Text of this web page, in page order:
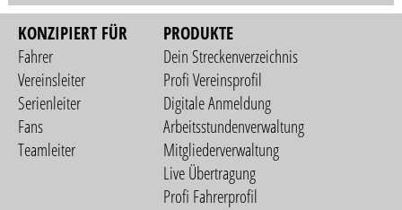
KONZIPIERT FÜR
Fahrer
Vereinsleiter
Serienleiter
Fans
Teamleiter
PRODUKTE
Dein Streckenverzeichnis
Profi Vereinsprofil
Digitale Anmeldung
Arbeitsstundenverwaltung
Mitgliederverwaltung
Live Übertragung
Profi Fahrerprofil